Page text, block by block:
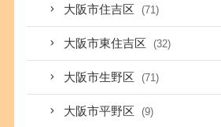
大阪市住吉区 (71)
大阪市東住吉区 (32)
大阪市生野区 (71)
大阪市平野区 (9)